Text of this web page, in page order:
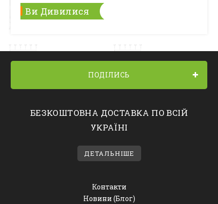
Ви Дивилися
ПОДІЛИСЬ
БЕЗКОШТОВНА ДОСТАВКА ПО ВСІЙ
УКРАЇНІ
ДЕТАЛЬНІШЕ
Контакти
Новини (Блог)